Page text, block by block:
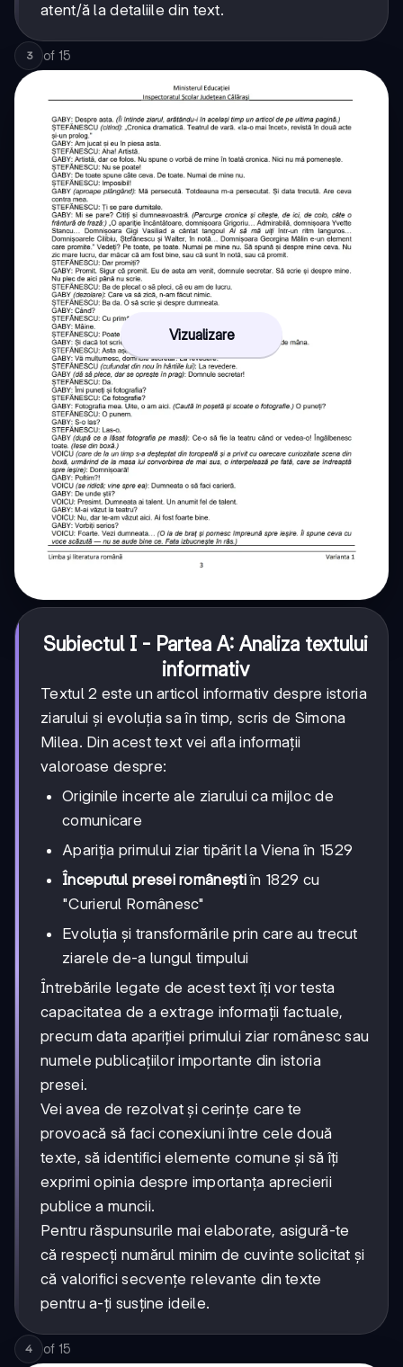
atent/ă la detaliile din text.
3 of 15
Vizualizare
Subiectul I - Partea A: Analiza textului
informativ
Textul 2 este un articol informativ despre istoria
ziarului și evoluția sa în timp, scris de Simona
Milea. Din acest text vei afla informații
valoroase despre:
Originile incerte ale ziarului ca mijloc de
comunicare
Apariția primului ziar tipărit la Viena în 1529
Începutul presei româneștiîn 1829 cu
"Curierul Românesc"
Evoluția și transformările prin care au trecut
ziarele de-a lungul timpului
Întrebările legate de acest text îți vor testa
capacitatea de a extrage informații factuale,
precum data apariției primului ziar românesc sau
numele publicațiilor importante din istoria
presei.
Vei avea de rezolvat și cerințe care te
provoacă să faci conexiuni între cele două
texte, să identifici elemente comune și să îți
exprimi opinia despre importanța aprecierii
publice a muncii.
Pentru răspunsurile mai elaborate, asigură-te
că respecți numărul minim de cuvinte solicitat și
că valorifici secvențe relevante din texte
pentru a-ți susține ideile.
4 of 15